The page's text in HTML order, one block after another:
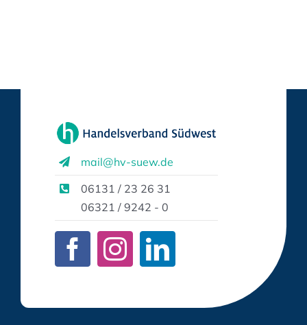
mail@hv-suew.de
06131 / 23 26 31
06321 / 9242 - 0